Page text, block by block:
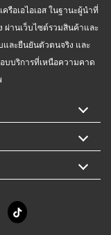
รือเอไอเอส ในฐานะผู้นำที่
านเว็บไซต์รวมสินค้าและ
และยืนยันตัวตนจริง และ
บบริการที่เหนือความคาด